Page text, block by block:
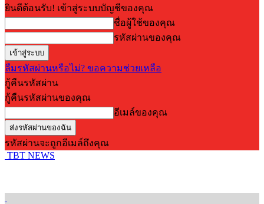
ยินดีต้อนรับ! เข้าสู่ระบบบัญชีของคุณ
ชื่อผู้ใช้ของคุณ
รหัสผ่านของคุณ
ลืมรหัสผ่านหรือไม่? ขอความช่วยเหลือ
กู้คืนรหัสผ่าน
กู้คืนรหัสผ่านของคุณ
อีเมล์ของคุณ
รหัสผ่านจะถูกอีเมล์ถึงคุณ
TBT NEWS